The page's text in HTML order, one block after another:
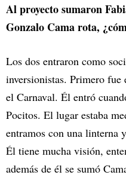
Al proyecto sumaron
Gonzalo Cama rota,
Los dos entraron como
inversionistas. Primero
el Carnaval. Él entró
Pocitos. El lugar estaba
entramos con una linterna
Él tiene mucha visión,
además de él se sumó